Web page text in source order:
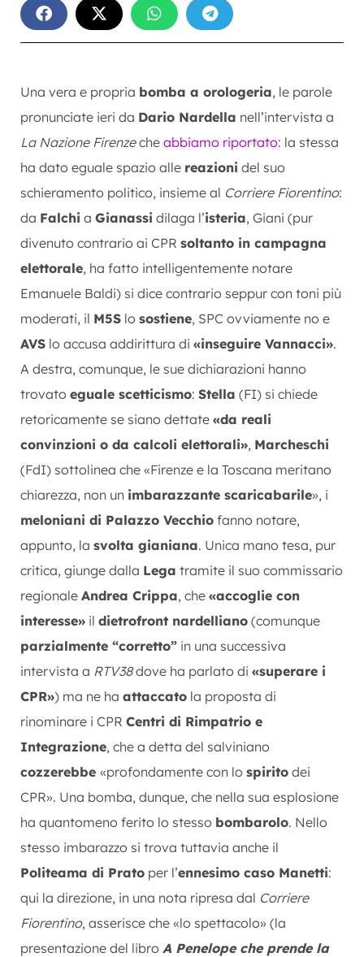
Una vera e propria bomba a orologeria, le parole
pronunciate ieri da Dario Nardella nell’intervista a
La Nazione Firenzeche abbiamo riportato: la stessa
ha dato eguale spazio alle reazioni del suo
schieramento politico, insieme al Corriere Fiorentino:
da Falchi a Gianassi dilaga l’isteria, Giani (pur
divenuto contrario ai CPR soltanto in campagna
elettorale, ha fatto intelligentemente notare
Emanuele Baldi) si dice contrario seppur con toni più
moderati, il M5S lo sostiene, SPC ovviamente no e
AVS lo accusa addirittura di «inseguire Vannacci».
A destra, comunque, le sue dichiarazioni hanno
trovato eguale scetticismo: Stella (FI) si chiede
retoricamente se siano dettate «da reali
convinzioni o da calcoli elettorali», Marcheschi
(FdI) sottolinea che «Firenze e la Toscana meritano
chiarezza, non un imbarazzante scaricabarile», i
meloniani di Palazzo Vecchio fanno notare,
appunto, la svolta gianiana. Unica mano tesa, pur
critica, giunge dalla Lega tramite il suo commissario
regionale Andrea Crippa, che «accoglie con
interesse» il dietrofront nardelliano (comunque
parzialmente “corretto” in una successiva
intervista a RTV38dove ha parlato di «superare i
CPR») ma ne ha attaccato la proposta di
rinominare i CPR Centri di Rimpatrio e
Integrazione, che a detta del salviniano
cozzerebbe «profondamente con lo spirito dei
CPR». Una bomba, dunque, che nella sua esplosione
ha quantomeno ferito lo stesso bombarolo. Nello
stesso imbarazzo si trova tuttavia anche il
Politeama di Prato per l’ennesimo caso Manetti:
qui la direzione, in una nota ripresa dal Corriere
Fiorentino, asserisce che «lo spettacolo» (la
presentazione del libro A Penelope che prende la